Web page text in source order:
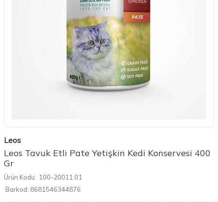
Leos
Leos Tavuk Etli Pate Yetişkin Kedi Konservesi 400
Gr
Ürün Kodu: 100-20011.01
Barkod: 8681546344876